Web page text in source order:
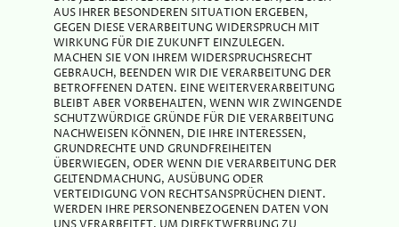
AUS IHRER BESONDEREN SITUATION ERGEBEN,
GEGEN DIESE VERARBEITUNG WIDERSPRUCH MIT
WIRKUNG FÜR DIE ZUKUNFT EINZULEGEN.
MACHEN SIE VON IHREM WIDERSPRUCHSRECHT
GEBRAUCH, BEENDEN WIR DIE VERARBEITUNG DER
BETROFFENEN DATEN. EINE WEITERVERARBEITUNG
BLEIBT ABER VORBEHALTEN, WENN WIR ZWINGENDE
SCHUTZWÜRDIGE GRÜNDE FÜR DIE VERARBEITUNG
NACHWEISEN KÖNNEN, DIE IHRE INTERESSEN,
GRUNDRECHTE UND GRUNDFREIHEITEN
ÜBERWIEGEN, ODER WENN DIE VERARBEITUNG DER
GELTENDMACHUNG, AUSÜBUNG ODER
VERTEIDIGUNG VON RECHTSANSPRÜCHEN DIENT.
WERDEN IHRE PERSONENBEZOGENEN DATEN VON